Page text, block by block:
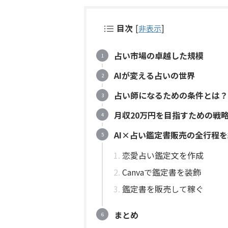
目次 [非表示]
占い市場の卓越した規模
AIが変える占いの世界
占い師になるための条件とは？
月収20万円を目指すための戦
AI×占い鑑定書販売の全行程
恋愛占い鑑定文を作成
Canvaで鑑定書を装飾
鑑定書を販売して稼ぐ
まとめ